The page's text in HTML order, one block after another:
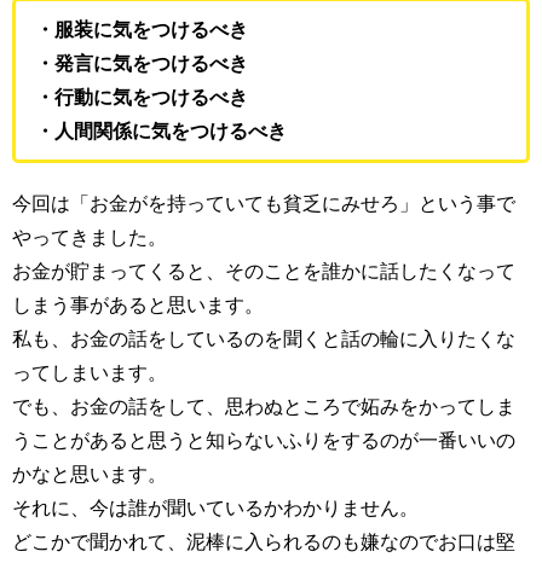
・服装に気をつけるべき
・発言に気をつけるべき
・行動に気をつけるべき
・人間関係に気をつけるべき
今回は「お金がを持っていても貧乏にみせろ」という事で
やってきました。
お金が貯まってくると、そのことを誰かに話したくなって
しまう事があると思います。
私も、お金の話をしているのを聞くと話の輪に入りたくな
ってしまいます。
でも、お金の話をして、思わぬところで妬みをかってしま
うことがあると思うと知らないふりをするのが一番いいの
かなと思います。
それに、今は誰が聞いているかわかりません。
どこかで聞かれて、泥棒に入られるのも嫌なのでお口は堅